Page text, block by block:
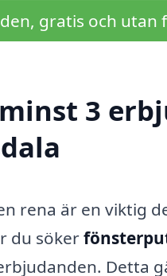
gratis och utan
3
rena är en viktig
du söker
Detta